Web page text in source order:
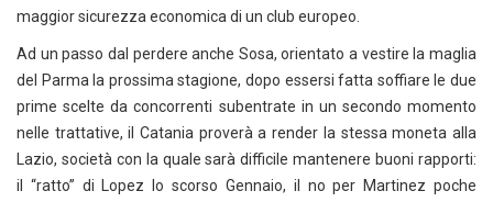
maggior sicurezza economica di un club europeo.
Ad un passo dal perdere anche Sosa, orientato a vestire la maglia
del Parma la prossima stagione, dopo essersi fatta soffiare le due
prime scelte da concorrenti subentrate in un secondo momento
nelle trattative, il Catania proverà a render la stessa moneta alla
Lazio, società con la quale sarà difficile mantenere buoni rapporti:
il “ratto” di Lopez lo scorso Gennaio, il no per Martinez poche